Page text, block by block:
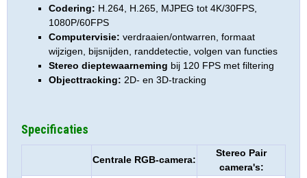
Codering: H.264, H.265, MJPEG tot 4K/30FPS,
1080P/60FPS
Computervisie: verdraaien/ontwarren, formaat
wijzigen, bijsnijden, randdetectie, volgen van functies
Stereo dieptewaarneming bij 120 FPS met filtering
Objecttracking: 2D- en 3D-tracking
Specificaties
Centrale RGB-camera:
Stereo Pair
camera's: